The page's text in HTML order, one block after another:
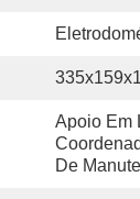
Apoio Em
De